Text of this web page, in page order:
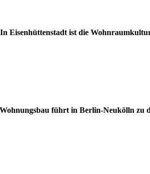
Eisenhüttenstadt ist die
führt in Berlin-Neukölln